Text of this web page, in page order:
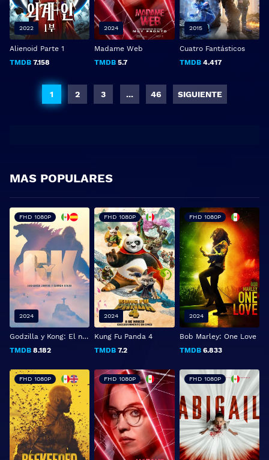
Alienoid Parte 1
TMDB 7.158
2022
Madame Web
TMDB 5.7
2024
Cuatro Fantásticos
TMDB4.417
2015
1 2 3 ... 46 SIGUIENTE
MAS POPULARES
Godzilla y Kong: El nuevo imperio
TMDB 8.182
FHD 1080P
2024
Kung Fu Panda 4
TMDB 7.2
FHD 1080P
2024
Bob Marley: One Love
TMDB6.833
FHD 1080P
2024
FHD 1080P FHD 1080P FHD 1080P